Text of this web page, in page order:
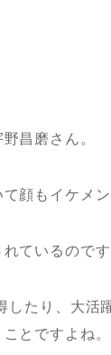
昌磨さん。
顔もイケメン
ているのです
たり、大活
とですよね。